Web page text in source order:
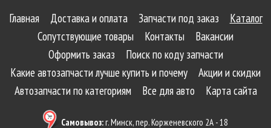
Главная Доставка и оплата Запчасти под заказ
Каталог
Сопутствующие товары
Контакты
Вакансии
Оформить заказ
Поиск по коду запчасти
Какие автозапчасти лучше купить и почему
Акции и скидки
Автозапчасти по категориям
Все для авто Карта сайта
Самовывоз:г. Минск, пер. Корженевского 2А - 18